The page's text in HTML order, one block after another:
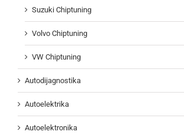
Suzuki Chiptuning
Volvo Chiptuning
VW Chiptuning
Autodijagnostika
Autoelektrika
Autoelektronika